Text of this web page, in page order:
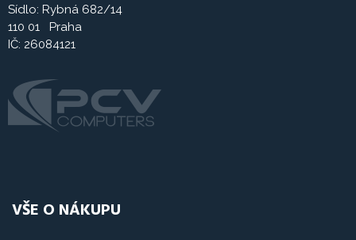
Sídlo: Rybná 682/14
110 01 Praha
IČ: 26084121
VŠE O NÁKUPU